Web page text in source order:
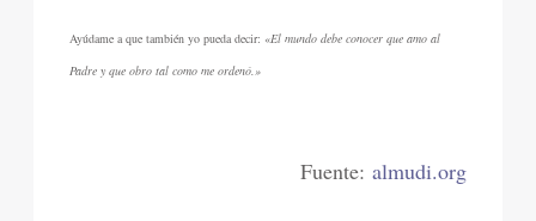
Ayúdame a que también yo pueda decir: «El mundo debe conocer que amo al
Padre y que obro tal como me ordenó.»
Fuente: almudi.org